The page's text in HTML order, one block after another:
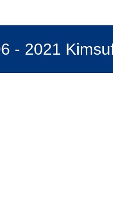
- 2021